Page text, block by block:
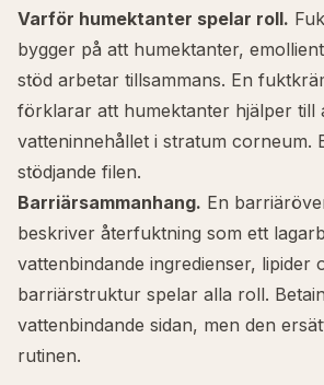
Varför humektanter spelar roll.
bygger på att humektanter,
stöd arbetar tillsammans. En
förklarar att humektanter hjälper till
vatteninnehållet i stratum corneum.
stödjande filen.
Barriärsammanhang. En
beskriver återfuktning som ett
vattenbindande ingredienser, lipider
barriärstruktur spelar alla roll.
vattenbindande sidan, men den
rutinen.